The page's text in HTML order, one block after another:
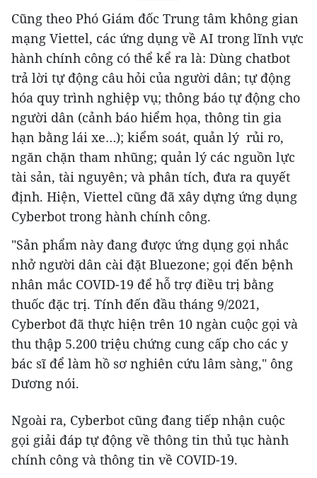
Cũng theo Phó Giám đốc Trung tâm không gian
mạng Viettel, các ứng dụng về AI trong lĩnh vực
hành chính công có thể kể ra là: Dùng chatbot
trả lời tự động câu hỏi của người dân; tự động
hóa quy trình nghiệp vụ; thông báo tự động cho
người dân (cảnh báo hiểm họa, thông tin gia
hạn bằng lái xe…); kiểm soát, quản lý rủi ro,
ngăn chặn tham nhũng; quản lý các nguồn lực
tài sản, tài nguyên; và phân tích, đưa ra quyết
định. Hiện, Viettel cũng đã xây dựng ứng dụng
Cyberbot trong hành chính công.
"Sản phẩm này đang được ứng dụng gọi nhắc
nhở người dân cài đặt Bluezone; gọi đến bệnh
nhân mắc COVID-19 để hỗ trợ điều trị bằng
thuốc đặc trị. Tính đến đầu tháng 9/2021,
Cyberbot đã thực hiện trên 10 ngàn cuộc gọi và
thu thập 5.200 triệu chứng cung cấp cho các y
bác sĩ để làm hồ sơ nghiên cứu lâm sàng," ông
Dương nói.
Ngoài ra, Cyberbot cũng đang tiếp nhận cuộc
gọi giải đáp tự động về thông tin thủ tục hành
chính công và thông tin về COVID-19.